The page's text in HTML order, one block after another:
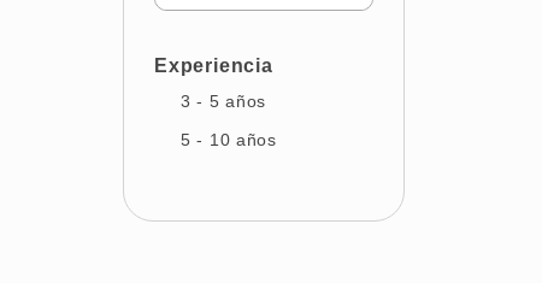
Experiencia
3 - 5 años
5 - 10 años